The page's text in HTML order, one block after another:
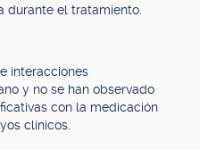
durante el tratamiento.
interacciones
y no se han observado
con la medicación
clínicos.